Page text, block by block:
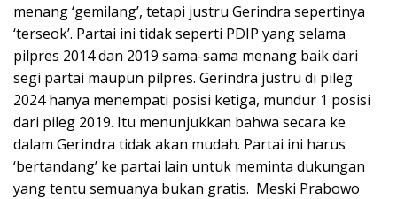
menang ‘gemilang’, tetapi justru Gerindra sepertinya
‘terseok’. Partai ini tidak seperti PDIP yang selama
pilpres 2014 dan 2019 sama-sama menang baik dari
segi partai maupun pilpres. Gerindra justru di pileg
2024 hanya menempati posisi ketiga, mundur 1 posisi
dari pileg 2019. Itu menunjukkan bahwa secara ke
dalam Gerindra tidak akan mudah. Partai ini harus
‘bertandang’ ke partai lain untuk meminta dukungan
yang tentu semuanya bukan gratis. Meski Prabowo